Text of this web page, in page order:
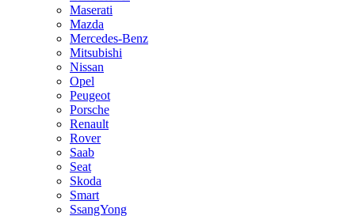
Maserati
Mazda
Mercedes-Benz
Mitsubishi
Nissan
Opel
Peugeot
Porsche
Renault
Rover
Saab
Seat
Skoda
Smart
SsangYong